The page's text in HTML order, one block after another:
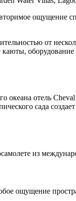
ощущение
от
отель Cheval
сада
из
ощущение